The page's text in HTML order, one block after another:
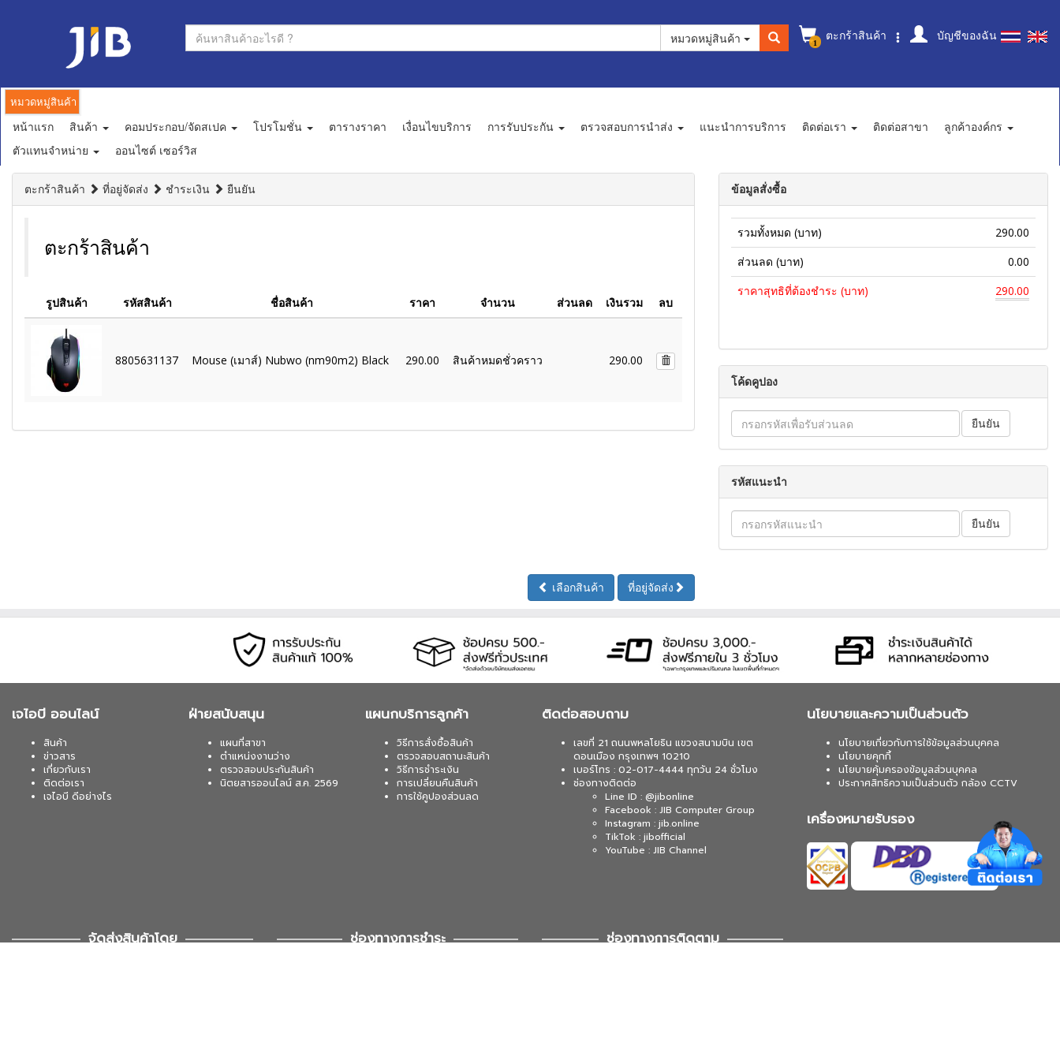
1 ตะกร้าสินค้า บัญชีของฉัน
หมวดหมู่สินค้า
หมวดหมู่สินค้า
หน้าแรก สินค้า คอมประกอบ/จัดสเปค โปรโมชั่น ตารางราคา เงื่อนไขบริการ การรับประกัน ตรวจสอบการนำส่ง แนะนำการบริการ ติดต่อเรา ติดต่อสาขา
ลูกค้าองค์กร
ตัวแทนจำหน่าย
ออนไซต์ เซอร์วิส
ตะกร้าสินค้า ที่อยู่จัดส่ง ชำระเงิน ยืนยัน
ตะกร้าสินค้า
รูปสินค้า รหัสสินค้า ชื่อสินค้า ราคา จำนวน ส่วนลด เงินรวม ลบ
8805631137 Mouse (เมาส์) Nubwo (nm90m2) Black 290.00 สินค้าหมดชั่วคราว 290.00
ข้อมูลสั่งซื้อ
รวมทั้งหมด (บาท)
290.00
ส่วนลด (บาท)
0.00
ราคาสุทธิที่ต้องชำระ (บาท)
290.00
โค้ดคูปอง
รหัสแนะนำ
เลือกสินค้า ที่อยู่จัดส่ง
เจไอบี ออนไลน์
สินค้า
ข่าวสาร
เกี่ยวกับเรา
ติดต่อเรา
เจไอบี ดีอย่างไร
ฝ่ายสนับสนุน
แผนที่สาขา
ตำแหน่งงานว่าง
ตรวจสอบประกันสินค้า
นิตยสารออนไลน์ ส.ค. 2569
แผนกบริการลูกค้า
วิธีการสั่งซื้อสินค้า
ตรวจสอบสถานะสินค้า
วิธีการชำระเงิน
การเปลี่ยนคืนสินค้า
การใช้คูปองส่วนลด
ติดต่อสอบถาม
เลขที่ 21 ถนนพหลโยธิน แขวงสนามบิน เขต
ดอนเมือง กรุงเทพฯ 10210
เบอร์โทร : 02-017-4444 ทุกวัน 24 ชั่วโมง
ช่องทางติดต่อ
Line ID : @jibonline
Facebook : JIB Computer Group
Instagram : jib.online
TikTok : jibofficial
YouTube : JIB Channel
นโยบายและความเป็นส่วนตัว
นโยบายเกี่ยวกับการใช้ข้อมูลส่วนบุคคล
นโยบายคุกกี้
นโยบายคุ้มครองข้อมูลส่วนบุคคล
ประกาศสิทธิความเป็นส่วนตัว กล้อง CCTV
เครื่องหมายรับรอง
จัดส่งสินค้าโดย ช่องทางการชำระ ช่องทางการติดตาม